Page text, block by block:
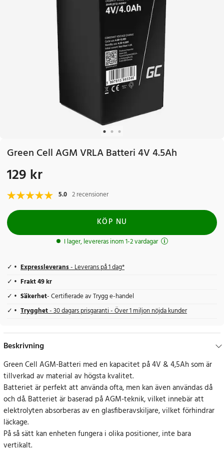
Green Cell AGM VRLA Batteri 4V 4.5Ah
Pris:129 kr
129 kr
5.0 2 recensioner
KÖP NU
I lager, levereras inom 1-2 vardagar
Expressleverans- Leverans på 1 dag*
Frakt 49 kr
Säkerhet- Certifierade av Trygg e-handel
Trygghet- 30 dagars prisgaranti - Över 1 miljon nöjda kunder
Beskrivning
Green Cell AGM-Batteri med en kapacitet på 4V & 4,5Ah som är
tillverkad av material av högsta kvalitet.
Batteriet är perfekt att använda ofta, men kan även användas då
och då. Batteriet är baserad på AGM-teknik, vilket innebär att
elektrolyten absorberas av en glasfiberavskiljare, vilket förhindrar
läckage.
På så sätt kan enheten fungera i olika positioner, inte bara
vertikalt.